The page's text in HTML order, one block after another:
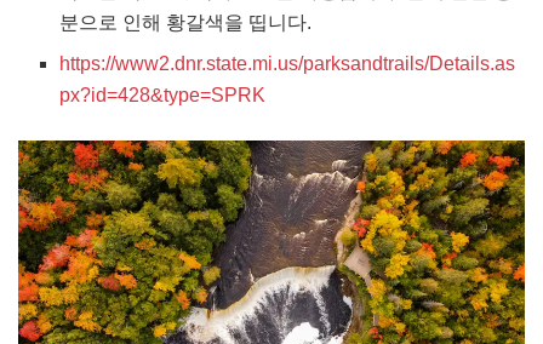
분으로 인해 황갈색을 띱니다.
https://www2.dnr.state.mi.us/parksandtrails/Details.as
px?id=428&type=SPRK